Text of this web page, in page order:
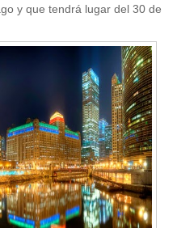
y que tendrá lugar del 30 de